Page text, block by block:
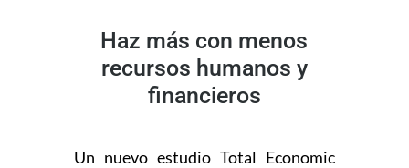
Haz más con menos
recursos humanos y
financieros
Un nuevo estudio Total Economic